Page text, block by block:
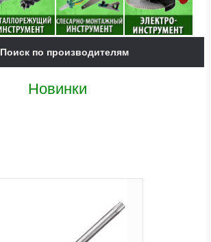
Поиск по производителям
Новинки